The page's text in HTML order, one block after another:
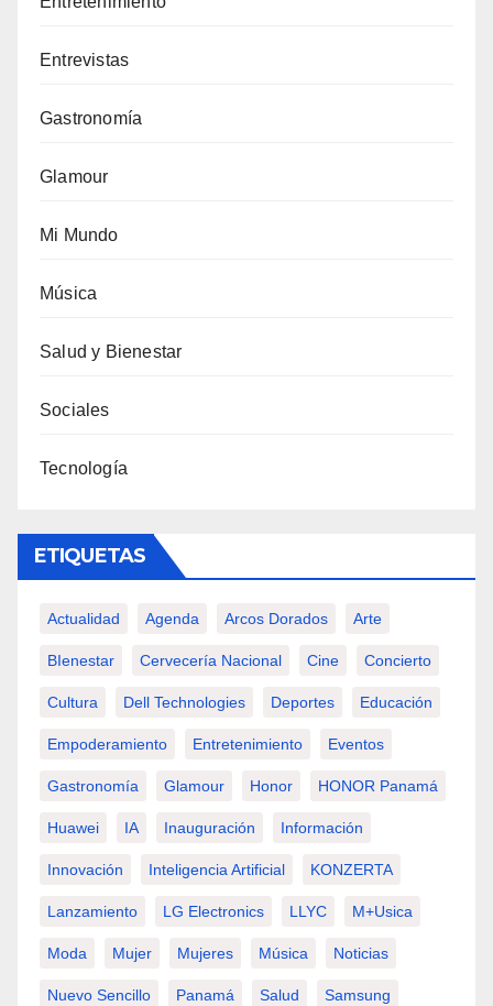
Entrevistas
Gastronomía
Glamour
Mi Mundo
Música
Salud y Bienestar
Sociales
Tecnología
ETIQUETAS
Actualidad Agenda Arcos Dorados Arte
BIenestar Cervecería Nacional Cine Concierto
Cultura Dell Technologies Deportes Educación
Empoderamiento Entretenimiento Eventos
Gastronomía Glamour Honor HONOR Panamá
Huawei IA Inauguración Información
Innovación Inteligencia Artificial KONZERTA
Lanzamiento LG Electronics LLYC M+usica
Moda Mujer Mujeres Música Noticias
Nuevo Sencillo Panamá Salud Samsung